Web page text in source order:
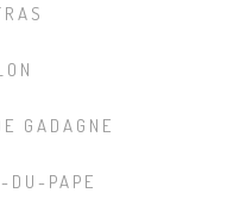
GADAGNE
DU-PAPE